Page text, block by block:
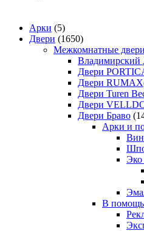
Арки (5)
Двери (1650)
Межкомнатные двери
Владимирский
Двери
Двери
Двери Turen
Двери
Двери Браво
Арки и
В помощь